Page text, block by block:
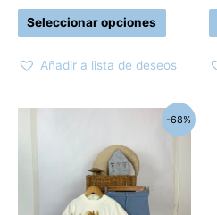
Seleccionar opciones
página
Añadir a lista de deseos
-68%
62,10€.
actual
es:
20,00€.
Este
producto
variantes.